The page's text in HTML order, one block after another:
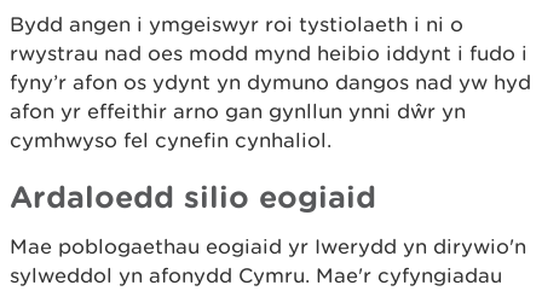
Bydd angen i ymgeiswyr roi tystiolaeth i ni o
rwystrau nad oes modd mynd heibio iddynt i fudo i
fyny’r afon os ydynt yn dymuno dangos nad yw hyd
afon yr effeithir arno gan gynllun ynni dŵr yn
cymhwyso fel cynefin cynhaliol.
Ardaloedd silio eogiaid
Mae poblogaethau eogiaid yr Iwerydd yn dirywio'n
sylweddol yn afonydd Cymru. Mae'r cyfyngiadau